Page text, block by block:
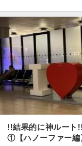
ル
ク
ア
ル
ス
フ
ェ
ル
ア
ン
!!結果的に神ルート
①【ハノーファー編